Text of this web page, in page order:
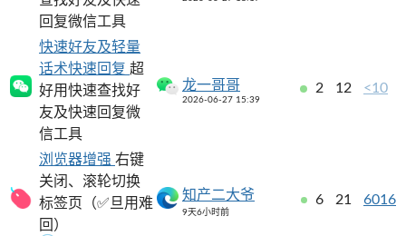
回复微信工具
快速好友及轻量
话术快速回复 超
好用快速查找好
友及快速回复微
信工具
龙一哥哥
2026-06-27 15:39
2 12 <10
浏览器增强 右键
关闭、滚轮切换
标签页（✅旦用难
回）
知产二大爷
9天6小时前
6 21 6016